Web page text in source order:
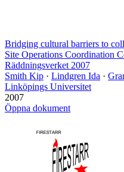
Bridging cultural barriers to
Site Operations Coordination
Räddningsverket 2007
Smith Kip · Lindgren Ida ·
Linköpings Universitet
2007
Öppna dokument